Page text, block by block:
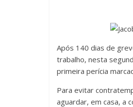
Após 140 dias de
trabalho, nesta
primeira perícia
Para evitar
aguardar, em casa, a